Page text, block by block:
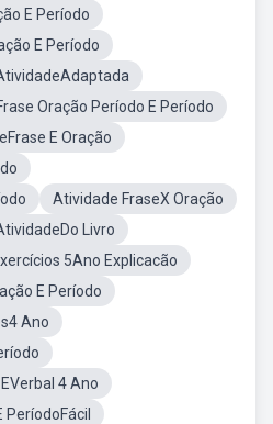
E Período
E Período
Oração Período E Período
E Oração
Atividade FraseX Oração
Livro
5Ano Explicacão
E Período
Ano
4 Ano